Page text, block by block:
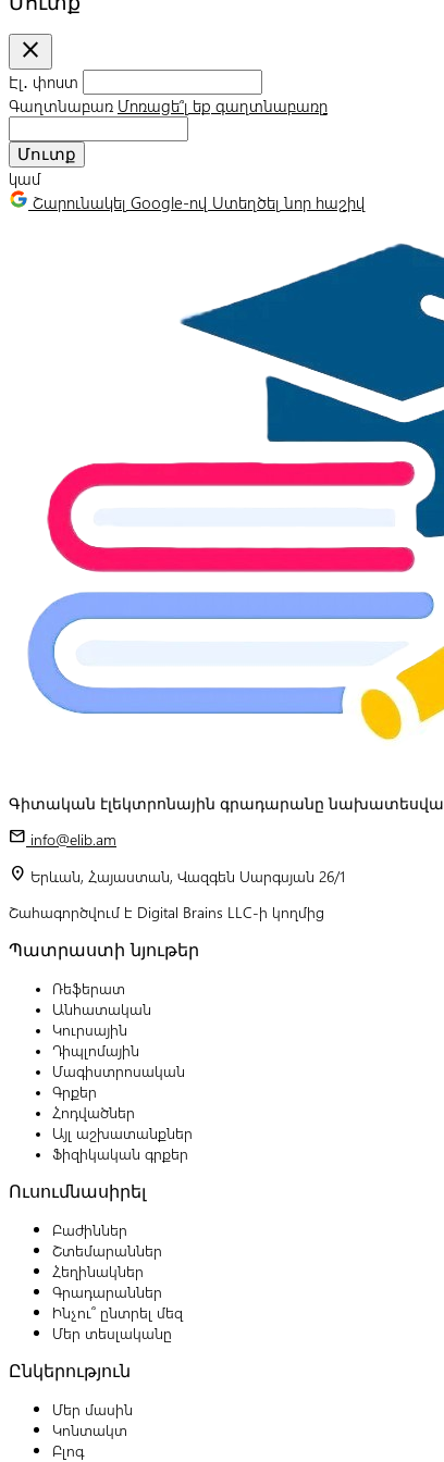
close
Էլ․ փոստ
Գաղտնաբառ Մոռացե՞լ եք գաղտնաբառը
Մուտք
կամ
Շարունակել Google-ով Ստեղծել նոր հաշիվ
Գիտական էլեկտրոնային գրադարանը
mail info@elib.am
location_on Երևան, Հայաստան, Վազգեն Սարգսյան 26/1
Շահագործվում է Digital Brains LLC-ի կողմից
Պատրաստի նյութեր
Ռեֆերատ
Անհատական
Կուրսային
Դիպլոմային
Մագիստրոսական
Գրքեր
Հոդվածներ
Այլ աշխատանքներ
Ֆիզիկական գրքեր
Ուսումնասիրել
Բաժիններ
Շտեմարաններ
Հեղինակներ
Գրադարաններ
Ինչու՞ ընտրել մեզ
Մեր տեսլականը
Ընկերություն
Մեր մասին
Կոնտակտ
Բլոգ